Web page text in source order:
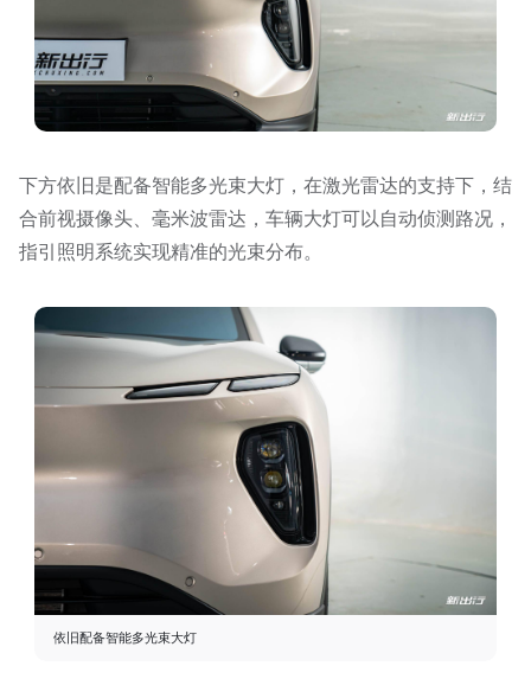
下方依旧是配备智能多光束⼤灯，在激光雷达的⽀持下，结
合前视摄像头、毫⽶波雷达，车辆大灯可以⾃动侦测路况，
指引照明系统实现精准的光束分布。
依旧配备智能多光束⼤灯